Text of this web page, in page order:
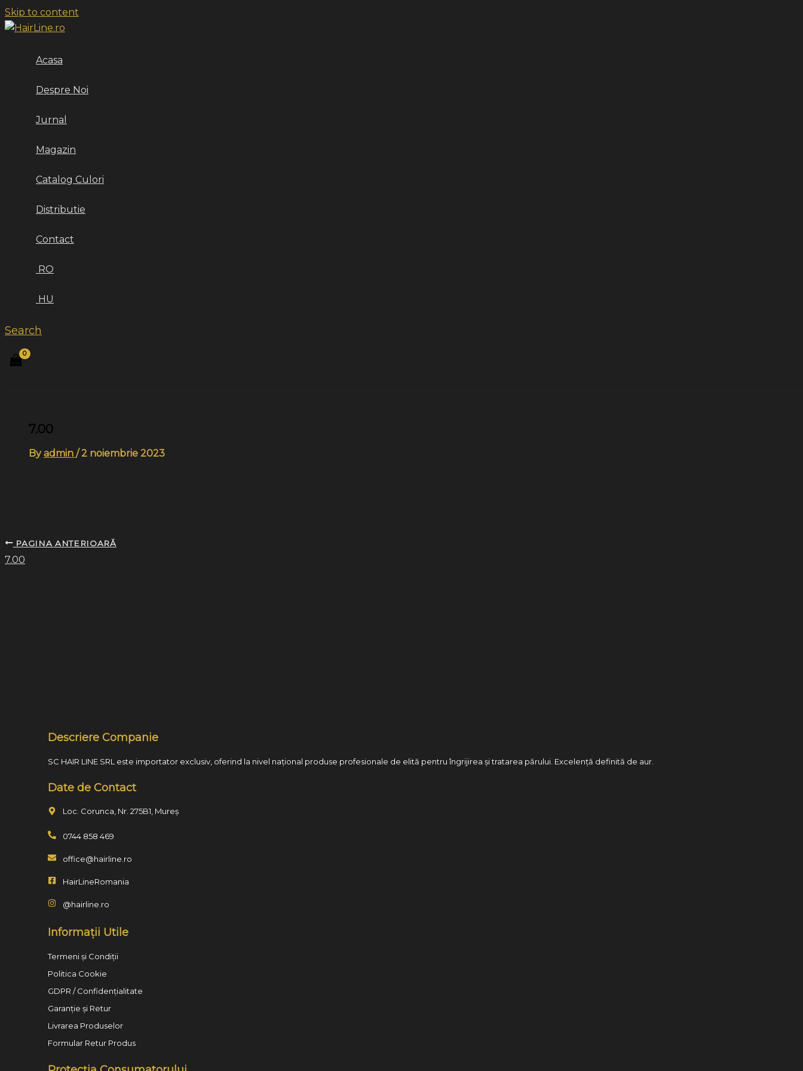
Skip to content
Acasa
Despre Noi
Jurnal
Magazin
Catalog Culori
Distributie
Contact
RO
HU
Search
7.00
By admin /2 noiembrie 2023
PAGINA ANTERIOARĂ
7.00
Descriere Companie
SC HAIR LINE SRL este importator exclusiv, oferind la nivel național produse profesionale de elită pentru îngrijirea și tratarea părului. Excelență definită de aur.
Date de Contact
Loc. Corunca, Nr. 275B1, Mureș
0744 858 469
office@hairline.ro
HairLineRomania
@hairline.ro
Informații Utile
Termeni și Condiții
Politica Cookie
GDPR / Confidențialitate
Garanție și Retur
Livrarea Produselor
Formular Retur Produs